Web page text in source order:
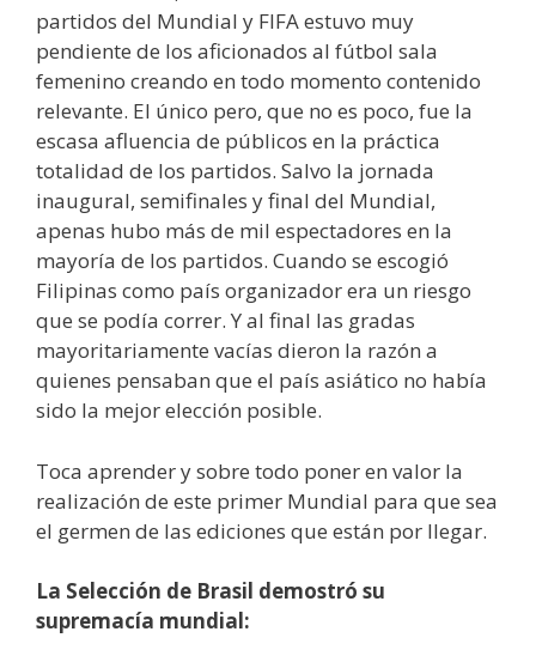
partidos del Mundial y FIFA estuvo muy
pendiente de los aficionados al fútbol sala
femenino creando en todo momento contenido
relevante. El único pero, que no es poco, fue la
escasa afluencia de públicos en la práctica
totalidad de los partidos. Salvo la jornada
inaugural, semifinales y final del Mundial,
apenas hubo más de mil espectadores en la
mayoría de los partidos. Cuando se escogió
Filipinas como país organizador era un riesgo
que se podía correr. Y al final las gradas
mayoritariamente vacías dieron la razón a
quienes pensaban que el país asiático no había
sido la mejor elección posible.
Toca aprender y sobre todo poner en valor la
realización de este primer Mundial para que sea
el germen de las ediciones que están por llegar.
La Selección de Brasil demostró su
supremacía mundial: